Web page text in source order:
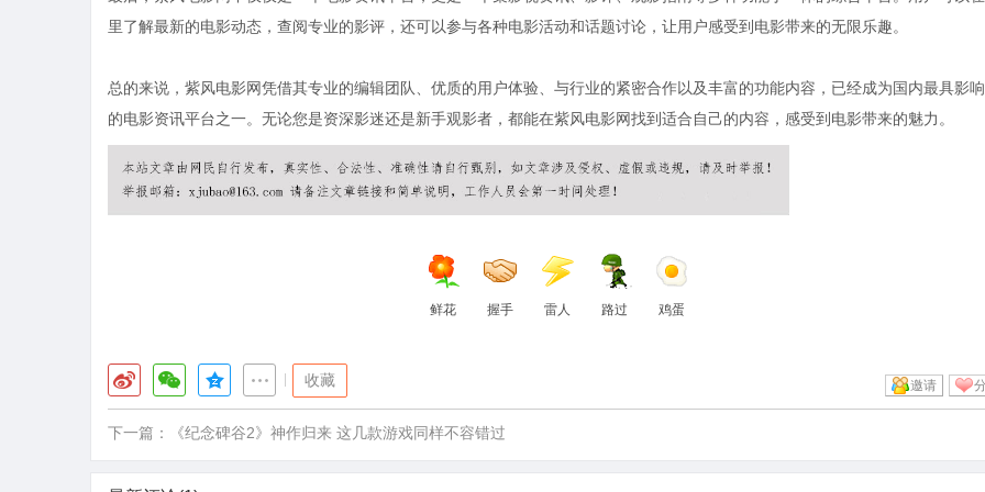
里了解最新的电影动态，查阅专业的影评，还可以参与各种电影活动和话题讨论，让用户感受到电影带来的无限乐趣。
总的来说，紫风电影网凭借其专业的编辑团队、优质的用户体验、与行业的紧密合作以及丰富的功能内容，已经成为国内最具影
的电影资讯平台之一。无论您是资深影迷还是新手观影者，都能在紫风电影网找到适合自己的内容，感受到电影带来的魅力。
鲜花 握手 雷人 路过 鸡蛋
收藏 邀请
下一篇： 《纪念碑谷2》神作归来 这几款游戏同样不容错过